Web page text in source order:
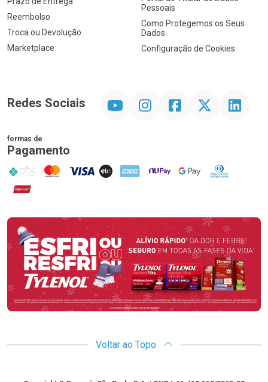
Reembolso
Troca ou Devolução
Marketplace
Pessoais
Como Protegemos os Seus
Dados
Configuração de Cookies
Redes Sociais InstagramFacebookTwitter Linkedin
formas de
Pagamento
PIX MasterCard
VISA ELO AMEX NuPay Google PayDiners Club
Hipercard
Promoção em Destaque
Voltar ao Topo